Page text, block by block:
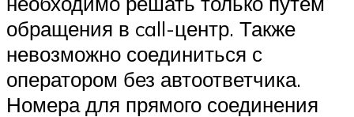
обращения в call-центр. Также
невозможно соединиться с
оператором без автоответчика.
Номера для прямого соединения